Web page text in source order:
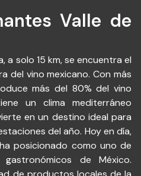
todo: qué servicio. Se
de hacerte sentir
sin exagerar, un pequeño
rojos y verdes, una
exquisito.
todo el staff por regalarnos
aunque fuera por un
que reciben en la entrada
sincera que uno siente que
volvería.
su hotel hermano en
se siente en el alma.
Valle de
a solo 15 km, se encuentra el
del vino mexicano. Con más
más del 80% del vino
un clima mediterráneo
en un destino ideal para
del año. Hoy en día,
posicionado como uno de
de México.